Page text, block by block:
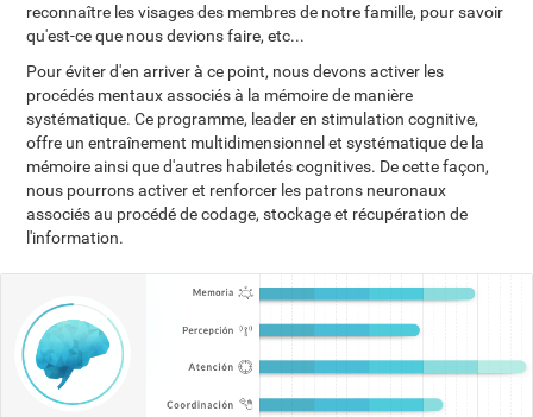
reconnaître les visages des membres de notre famille, pour savoir
qu'est-ce que nous devions faire, etc...
Pour éviter d'en arriver à ce point, nous devons activer les
procédés mentaux associés à la mémoire de manière
systématique. Ce programme, leader en stimulation cognitive,
offre un entraînement multidimensionnel et systématique de la
mémoire ainsi que d'autres habiletés cognitives. De cette façon,
nous pourrons activer et renforcer les patrons neuronaux
associés au procédé de codage, stockage et récupération de
l'information.